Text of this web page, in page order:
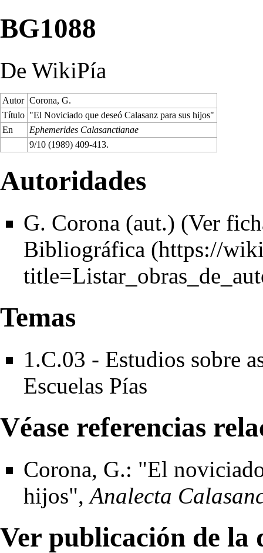
BG1088
De WikiPía
Autor Corona, G.
Título "El Noviciado que deseó Calasanz para sus hijos"
En
Ephemerides Calasanctianae
9/10 (1989) 409-413.
Autoridades
G. Corona (aut.) (Ver
Bibliográfica
Temas
1.C.03 - Estudios sobre
Escuelas Pías
Véase referencias
Corona, G.: "El
hijos", Analecta
Ver publicación de la